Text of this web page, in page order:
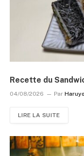
Recette du
04/08/2026 Par Haruyo
LIRE LA SUITE